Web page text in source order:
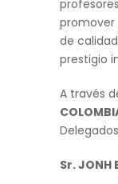
de
prestigio
A través
Sr. JONH